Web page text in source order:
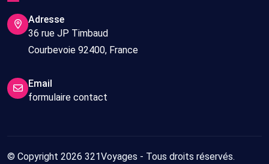
Adresse
36 rue JP Timbaud
Courbevoie 92400, France
Email
formulaire contact
© Copyright 2026 321Voyages - Tous droits réservés.